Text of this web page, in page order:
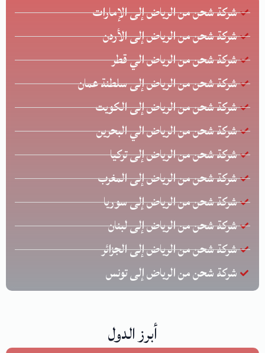
شركة شحن من الرياض إلى الإمارات
شركة شحن من الرياض إلى الأردن
شركة شحن من الرياض الي قطر
شركة شحن من الرياض إلى سلطنة عمان
شركة شحن من الرياض إلى الكويت
شركة شحن من الرياض الي البحرين
شركة شحن من الرياض إلى تركيا
شركة شحن من الرياض إلى المغرب
شركة شحن من الرياض إلى سوريا
شركة شحن من الرياض إلى لبنان
شركة شحن من الرياض إلى الجزائر
شركة شحن من الرياض إلى تونس
أبرز الدول